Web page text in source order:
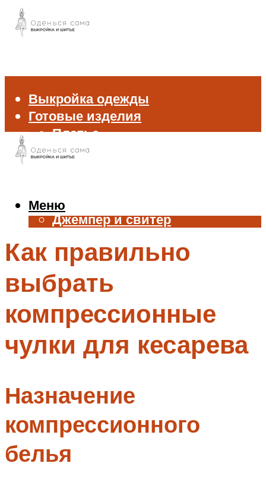
Выкройка одежды
Готовые изделия
Платье
Брюки
Жилет
Джемпер и свитер
Аксессуары
Меню
Меню
Как правильно
выбрать
компрессионные
чулки для кесарева
Назначение
компрессионного
белья